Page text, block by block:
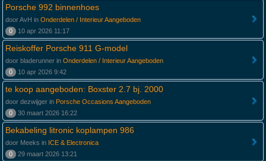
Porsche 992 binnenhoes
door AvH in Onderdelen / Interieur Aangeboden
0
10 apr 2026 11:17
Reiskoffer Porsche 911 G-model
door bladerunner in Onderdelen / Interieur Aangeboden
0
10 apr 2026 9:42
te koop aangeboden: Boxster 2.7 bj. 2000
door dezwijger in Porsche Occasions Aangeboden
0
30 maart 2026 16:22
Bekabeling litronic koplampen 986
door Meeks in ICE & Electronica
0
29 maart 2026 13:21